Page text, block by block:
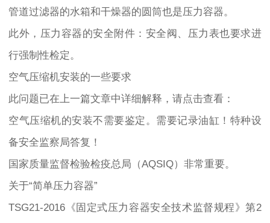
管道过滤器的水箱和干燥器的圆筒也是压力容器。
此外，压力容器的安全附件：安全阀、压力表也要求进
行强制性检定。
空气压缩机安装的一些要求
此问题已在上一篇文章中详细解释，请点击查看：
空气压缩机的安装不需要鉴定。需要记录油缸！特种设
备安全监察局答复！
国家质量监督检验检疫总局（AQSIQ）非常重要。
关于“简单压力容器”
TSG21-2016《固定式压力容器安全技术监督规程》第2